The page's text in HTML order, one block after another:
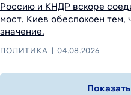
Россию и КНДР вскоре
мост. Киев обеспокоен тем,
значение.
ПОЛИТИКА 04.08.2026